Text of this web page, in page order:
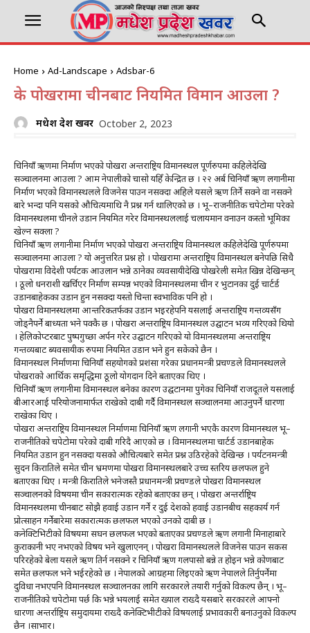
Home Ad-Landscape Adsbar-6
के पोखरामा चीनबाट नियमित विमान आउला ?
मधेश प्रदेश खवर October 2, 2023
चिनियाँ ऋणमा निर्माण भएको पोखरा अन्तराष्ट्रिय विमानस्थल पूर्णरुपमा कहिलेदेखि
सञ्चालनमा आउला ? आम नेपालीको चासो यहिँ केन्द्रित छ । २२ अर्ब चिनियाँ ऋण लगानीमा
निर्माण भएको विमानस्थलले विजनेस पाउन नसक्दा अहिले यसले ऋण तिर्ने सक्ने वा नसक्ने
बारे भन्दा पनि यसको औचित्यमाथि नै प्रश्न गर्न थालिएको छ । भू–राजनीतिक चपेटोमा परेको
विमानस्थलमा चीनले उडान नियमित गरेर विमानस्थललाई चलायमान वनाउन कस्तो भूमिका
खेल्न सक्ला ?
चिनियाँ ऋण लगानीमा निर्माण भएको पोखरा अन्तराष्ट्रिय विमानस्थल कहिलेदेखि पूर्णरुपमा
सञ्चालनमा आउला ? यो अनुत्तरित प्रश्न हो । पोखरामा अन्तराष्ट्रिय विमानस्थल बनेपछि सिधेै
पोखरामा विदेशी पर्यटक आउलान भन्ने ठानेका व्यवसायीदेखि पोखरेली समेत खिन्न देखिन्छन्
। ठूलो धनराशी खर्चिएर निर्माण सम्पन्न भएको विमानस्थलमा चीन र भुटानका दुई चार्टर्ड
उडानबाहेकका उडान हुन नसक्दा यस्तो चिन्ता स्वभाविक पनि हो ।
पोखरा विमानस्थलमा आन्तरिकतर्फका उडान भइरहेपनि यसलाई अन्तराष्ट्रिय गन्तव्यसँग
जोड्नैपर्ने बाध्यता भने पक्कै छ । पोखरा अन्तराष्ट्रिय विमानस्थल उद्घाटन भव्य गरिएको थियो
। हेलिकोप्टरबाट पुष्पगुच्छा अर्पन गरेर उद्घाटन गरिएको यो विमानस्थलमा अन्तराष्ट्रिय
गन्तव्यबाट ब्यवसायीक रुपमा नियमित उडान भने हुन सकेको छैन ।
विमानस्थल निर्माणमा चिनियाँ सहयोगको प्रशंसा गरेका प्रधानमन्त्री प्रचण्डले विमानस्थलले
पोखराको आर्थिक समृद्धिमा ठूलो योगदान दिने बताएका थिए ।
चिनियाँ ऋण लगानीमा विमानस्थल बनेका कारण उद्घटानमा पुगेका चिनियाँ राजदूतले यसलाई
बीआरआई परियोजनामार्फत राखेको दाबी गर्दै विमानस्थल सञ्चालनमा आउनुपर्ने धारणा
राखेका थिए ।
पोखरा अन्तराष्ट्रिय विमानस्थल निर्माणमा चिनियाँ ऋण लगानी भएकै कारण विमानस्थल भू–
राजनीतिको चपेटोमा परेको दाबी गरिदै आएको छ । विमानस्थलमा चार्टर्ड उडानबाहेक
नियमित उडान हुन नसक्दा यसको औचित्यबारे समेत प्रश्न उठिरहेको देखिन्छ । पर्यटनमन्त्री
सुदन किरातिले समेत चीन भ्रमणमा पोखरा विमानस्थलबारे उच्च स्तरिय छलफल हुने
बताएका थिए । मन्त्री किरातिले भनेजस्तै प्रधानमन्त्री प्रचण्डले पोखरा विमानस्थल
सञ्चालनको विषयमा चीन सकारात्मक रहेको बताएका छन् । पोखरा अन्तर्राष्ट्रिय
विमानस्थलमा चीनबाट सोझै हवाई उडान गर्ने र दुई देशको हवाई उडानबीच सहकार्य गर्न
प्रोत्साहन गर्नेबारेमा सकारात्मक छलफल भएको उनको दाबी छ ।
कनेक्टिभिटीको विषयमा सघन छलफल भएको बताएका प्रचण्डले ऋण लगानी मिनाहाबारे
कुराकानी भए नभएको विषय भने खुलाएनन् । पोखरा विमानस्थलले विजनेस पाउन सकस
परिरहेको बेला यसले ऋण तिर्न नसक्ने र चिनियाँ ऋण गलपासो बन्ने त होइन भन्ने कोणबाट
समेत छलफल भने भईरहेको छ । नेपालको आग्रहमा लिइएको ऋण नेपालले तिर्नुपर्नेमा
दुविधा नभएपनि विमानस्थल सञ्चालनका लागि सरकारले तयारी गर्नुको विकल्प छैन् । भू–
राजनीतिको चपेटोमा पर्छ कि भन्ने भयलाई समेत ख्याल राख्दै यसबारे सरकारले आफ्नो
धारणा अन्तर्राष्ट्रिय समुदायमा राख्दै कनेक्टिभीटीको विषयलाई प्रभावकारी बनाउनुको विकल्प
छैन ।साभार।